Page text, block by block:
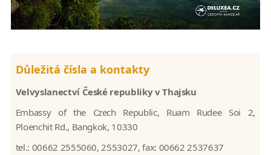
Důležitá čísla a kontakty
Velvyslanectví České republiky v Thajsku
Embassy of the Czech Republic, Ruam Rudee Soi 2,
Ploenchit Rd., Bangkok, 10330
tel.: 00662 2555060, 2553027, fax: 00662 2537637